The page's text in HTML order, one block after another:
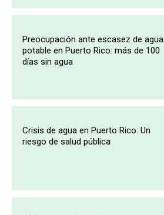
Preocupación ante escasez de agua
potable en Puerto Rico: más de 100
días sin agua
Crisis de agua en Puerto Rico: Un
riesgo de salud pública